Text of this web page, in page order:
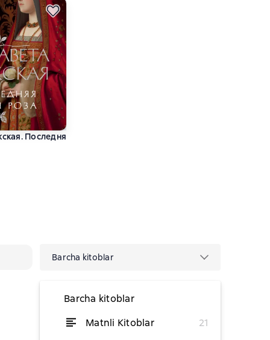
Последняя Белая роза
4,4 на основе 58 оценок
Barcha kitoblar
Barcha kitoblar
Matnli Kitoblar
21
dan 89 139,34 soʻm